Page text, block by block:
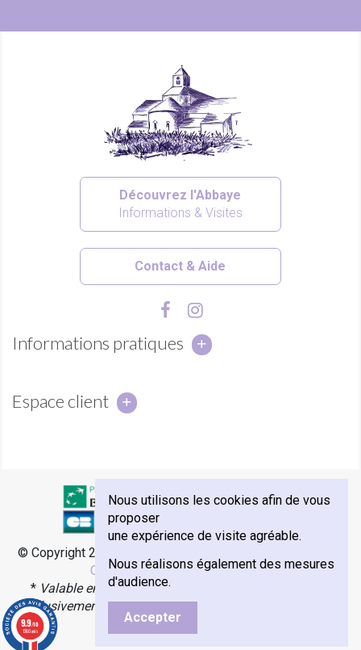
Découvrez l'Abbaye
Informations & Visites
Contact & Aide
Informations pratiques
Espace client
© Copyright 2018 - Abbaye Notre-Dame de Sénanque -
Commerce par Agence Velcome
*Valable en France Métropolitaine, Monaco et Corse.
Exclusivement avec les transporteurs Colissimo, Mondial
Relay & Chronopost.
Nous utilisons les cookies afin de vous
proposer
une expérience de visite agréable.
Nous réalisons également des mesures
d'audience.
Accepter
9.9/10
1360 avis